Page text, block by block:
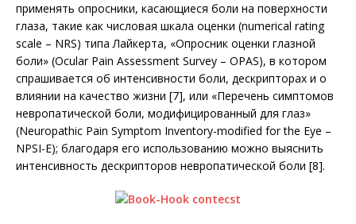
применять опросники, касающиеся боли на поверхности
глаза, такие как числовая шкала оценки (numerical rating
scale – NRS) типа Лайкерта, «Опросник оценки глазной
боли» (Ocular Pain Assessment Survey – OPAS), в котором
спрашивается об интенсивности боли, дескрипторах и о
влиянии на качество жизни [7], или «Перечень симптомов
невропатической боли, модифицированный для глаз»
(Neuropathic Pain Symptom Inventory-modified for the Eye –
NPSI-E); благодаря его использованию можно выяснить
интенсивность дескрипторов нев­ропатической боли [8].